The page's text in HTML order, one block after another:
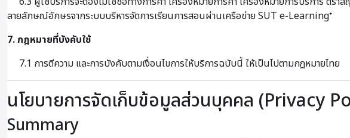
ลายลักษณ์อักษรจากระบบบริหารจัดการเรียนการสอนผ่านเครือข่าย SUT e-Learning⁺
7. กฎหมายที่บังคับใช้
7.1 การตีความ และการบังคับตามเงื่อนไขการให้บริการฉบับนี้ ให้เป็นไปตามกฎหมายไทย
นโยบายการจัดเก็บข้อมูลส่วนบุคคล (Privacy
Summary